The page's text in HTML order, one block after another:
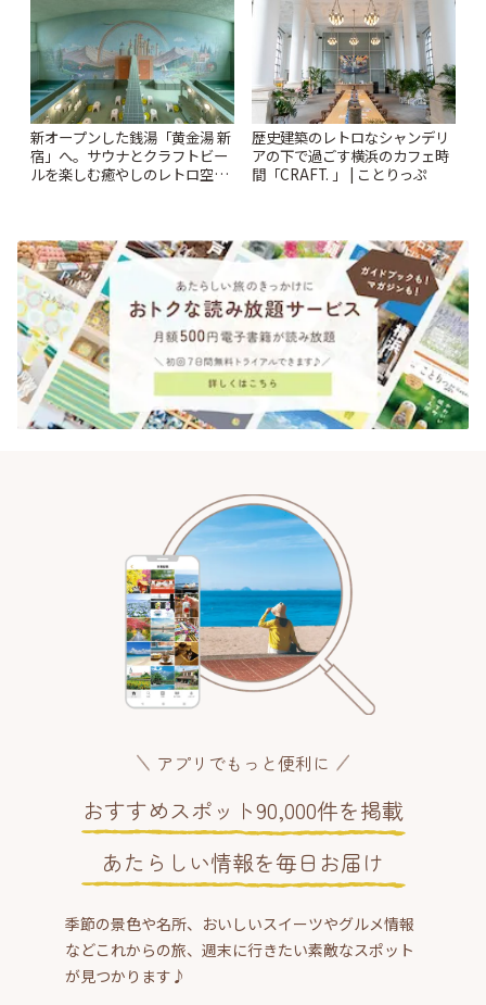
新オープンした銭湯「黄金湯 新
宿」へ。サウナとクラフトビー
ルを楽しむ癒やしのレトロ空間
歴史建築のレトロなシャンデリ
アの下で過ごす横浜のカフェ時
間「CRAFT. 」 | ことりっぷ
アプリでもっと便利に
おすすめスポット90,000件を掲載
あたらしい情報を毎日お届け
季節の景色や名所、おいしいスイーツやグルメ情報
などこれからの旅、週末に行きたい素敵なスポット
が見つかります♪